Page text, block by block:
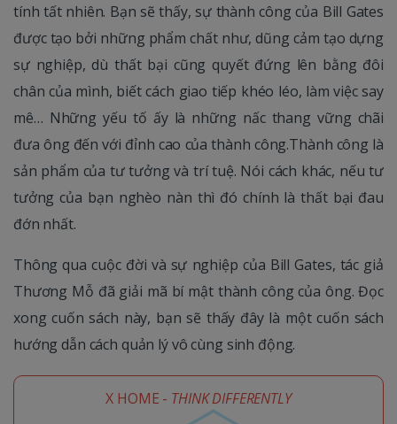
tính tất nhiên. Bạn sẽ thấy, sự thành công của Bill Gates
được tạo bởi những phẩm chất như, dũng cảm tạo dựng
sự nghiệp, dù thất bại cũng quyết đứng lên bằng đôi
chân của mình, biết cách giao tiếp khéo léo, làm việc say
mê… Những yếu tố ấy là những nấc thang vững chãi
đưa ông đến với đỉnh cao của thành công.Thành công là
sản phẩm của tư tưởng và trí tuệ. Nói cách khác, nếu tư
tưởng của bạn nghèo nàn thì đó chính là thất bại đau
đớn nhất.
Thông qua cuộc đời và sự nghiệp của Bill Gates, tác giả
Thương Mỗ đã giải mã bí mật thành công của ông. Đọc
xong cuốn sách này, bạn sẽ thấy đây là một cuốn sách
hướng dẫn cách quản lý vô cùng sinh động.
X HOME - THINK DIFFERENTLY